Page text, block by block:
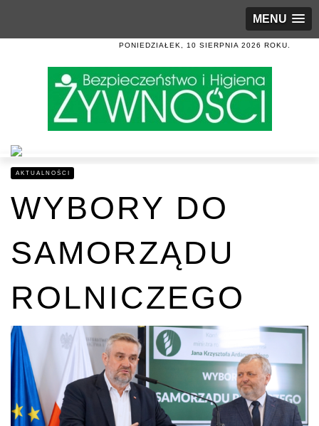
MENU
PONIEDZIAŁEK, 10 SIERPNIA 2026 ROKU.
AKTUALNOŚCI
WYBORY DO
SAMORZĄDU
ROLNICZEGO